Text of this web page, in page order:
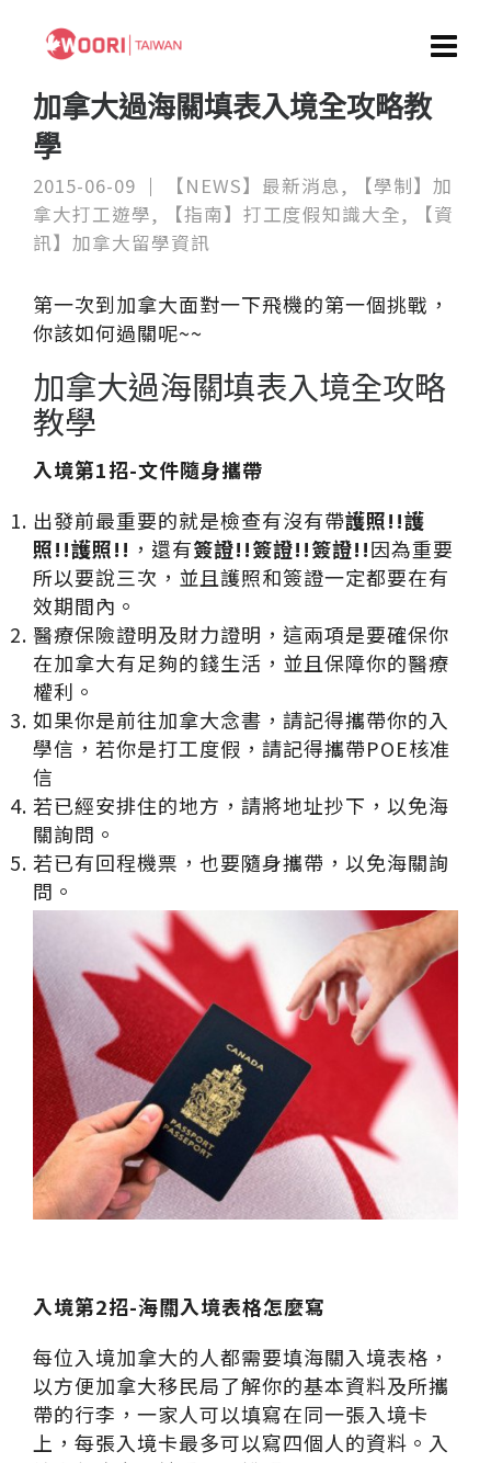
加拿大過海關填表入境全攻略教
學
2015-06-09 【NEWS】最新消息,
【學制】加
拿大打工遊學, 【指南】打工度假知識大全,
【資
訊】加拿大留學資訊
第一次到加拿大面對一下飛機的第一個挑戰，
你該如何過關呢~~
加拿大過海關填表入境全攻略
教學
入境第1招-文件隨身攜帶
出發前最重要的就是檢查有沒有帶護照!!護
照!!護照!! ，還有簽證!!簽證!!簽證!!因為重要
所以要說三次，並且護照和簽證一定都要在有
效期間內。
醫療保險證明及財力證明，這兩項是要確保你
在加拿大有足夠的錢生活，並且保障你的醫療
權利。
如果你是前往加拿大念書，請記得攜帶你的入
學信，若你是打工度假，請記得攜帶POE核准
信
若已經安排住的地方，請將地址抄下，以免海
關詢問。
若已有回程機票，也要隨身攜帶，以免海關詢
問。
入境第2招-海關入境表格怎麼寫
每位入境加拿大的人都需要填海關入境表格，
以方便加拿大移民局了解你的基本資料及所攜
帶的行李，一家人可以填寫在同一張入境卡
上，每張入境卡最多可以寫四個人的資料。入